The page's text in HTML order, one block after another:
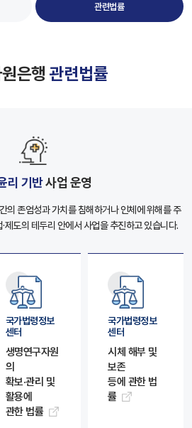
관련법률
원은행관련법률
리 기반사업 운영
의 존엄성과 가치를 침해하거나 인체에 위해를 주
제도의 테두리 안에서 사업을 추진하고 있습니다.
국가법령정보
센터
생명연구자원
의
확보·관리 및
활용에
관한 법률
국가법령정보
센터
시체 해부 및
보존
등에 관한 법
률